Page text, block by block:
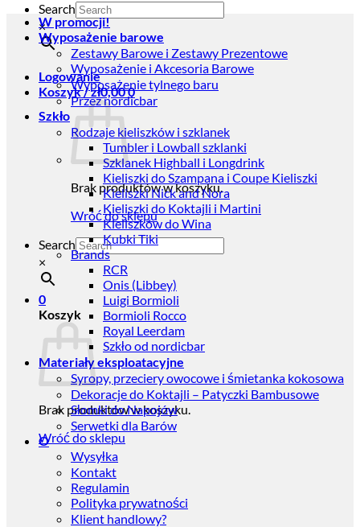
Search
×
Logowanie
Koszyk /zł0,000
Brak produktów w koszyku.
Wróć do sklepu
Search
×
0
Koszyk
Brak produktów w koszyku.
Wróć do sklepu
W promocji!
Wyposażenie barowe
Zestawy Barowe i Zestawy Prezentowe
Wyposażenie i Akcesoria Barowe
Wyposażenie tylnego baru
Przez nordicbar
Szkło
Rodzaje kieliszków i szklanek
Tumbler i Lowball szklanki
Szklanek Highball i Longdrink
Kieliszki do Szampana i Coupe Kieliszki
Kieliszki Nick and Nora
Kieliszki do Koktajli i Martini
Kieliszków do Wina
Kubki Tiki
Brands
RCR
Onis (Libbey)
Luigi Bormioli
Bormioli Rocco
Royal Leerdam
Szkło od nordicbar
Materiały eksploatacyjne
Syropy, przeciery owocowe i śmietanka kokosowa
Dekoracje do Koktajli – Patyczki Bambusowe
Słomki do Napojów
Serwetki dla Barów
O
Wysyłka
Kontakt
Regulamin
Polityka prywatności
Klient handlowy?